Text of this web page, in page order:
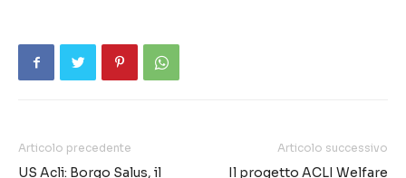
Articolo precedente
US Acli: Borgo Salus, il
Articolo successivo
Il progetto ACLI Welfare